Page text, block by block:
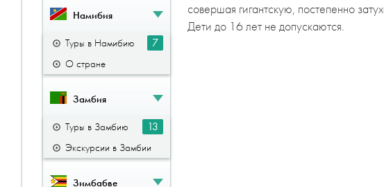
Намибия
Туры в Намибию
7
О стране
Замбия
Туры в Замбию
13
Экскурсии в Замбии
Зимбабве
совершая гигантскую, постепенно
Дети до 16 лет не допускаются.